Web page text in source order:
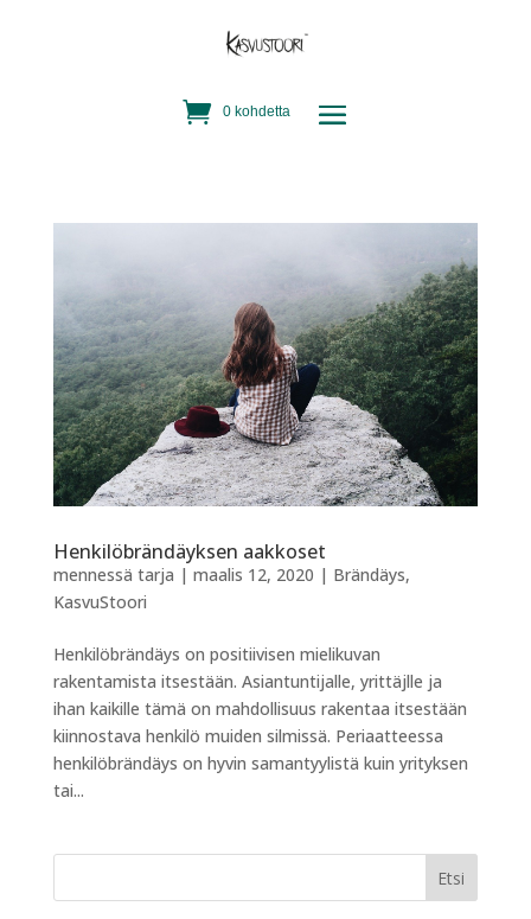
0 kohdetta
Henkilöbrändäyksen aakkoset
mennessä tarja | maalis 12, 2020 | Brändäys,
KasvuStoori
Henkilöbrändäys on positiivisen mielikuvan
rakentamista itsestään. Asiantuntijalle, yrittäjlle ja
ihan kaikille tämä on mahdollisuus rakentaa itsestään
kiinnostava henkilö muiden silmissä. Periaatteessa
henkilöbrändäys on hyvin samantyylistä kuin yrityksen
tai...
Etsi